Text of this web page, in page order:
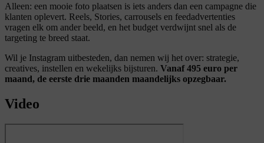
Alleen: een mooie foto plaatsen is iets anders dan een campagne die
klanten oplevert. Reels, Stories, carrousels en feedadvertenties
vragen elk om ander beeld, en het budget verdwijnt snel als de
targeting te breed staat.
Wil je Instagram uitbesteden, dan nemen wij het over: strategie,
creatives, instellen en wekelijks bijsturen. Vanaf 495 euro per
maand, de eerste drie maanden maandelijks opzegbaar.
Video